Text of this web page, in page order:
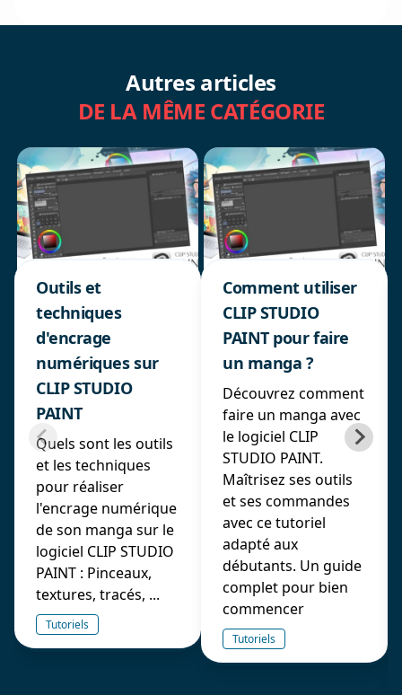
Autres articles
DE LA MÊME CATÉGORIE
Outils et
techniques
d'encrage
numériques sur
CLIP STUDIO
PAINT
Quels sont les outils
et les techniques
pour réaliser
l'encrage numérique
de son manga sur le
logiciel CLIP STUDIO
PAINT : Pinceaux,
textures, tracés, ...
Tutoriels
Comment utiliser
CLIP STUDIO
PAINT pour faire
un manga ?
Découvrez comment
faire un manga avec
le logiciel CLIP
STUDIO PAINT.
Maîtrisez ses outils
et ses commandes
avec ce tutoriel
adapté aux
débutants. Un guide
complet pour bien
commencer
Tutoriels